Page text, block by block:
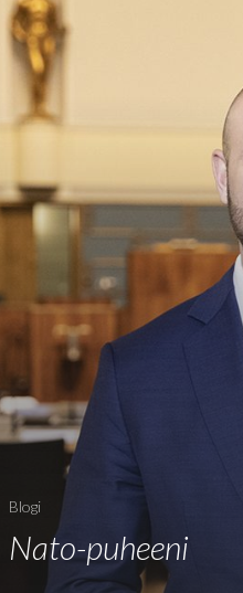
Blogi
Nato-puheeni